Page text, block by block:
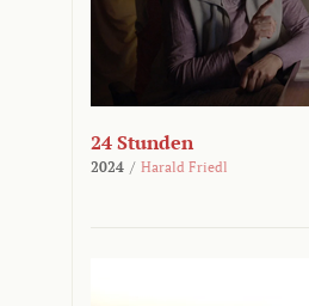
24 Stunden
2024 / Harald Friedl